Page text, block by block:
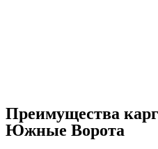
Преимущества
Южные Ворота